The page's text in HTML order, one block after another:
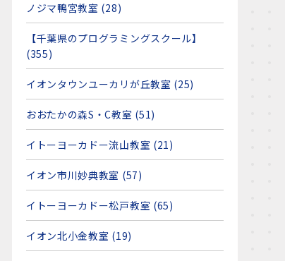
ノジマ鴨宮教室 (28)
【千葉県のプログラミングスクール】
(355)
イオンタウンユーカリが丘教室 (25)
おおたかの森S・C教室 (51)
イトーヨーカドー流山教室 (21)
イオン市川妙典教室 (57)
イトーヨーカドー松戸教室 (65)
イオン北小金教室 (19)